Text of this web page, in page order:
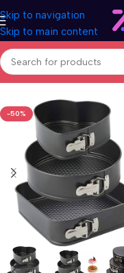
Skip to navigation
Skip to main content
Acasa Casa & Gradina
-50%